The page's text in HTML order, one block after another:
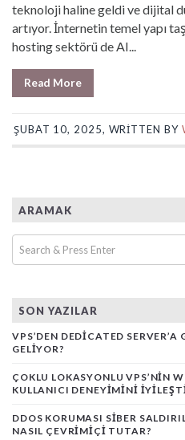
teknoloji haline geldi ve dijital
artıyor. İnternetin temel yapı
hosting sektörü de AI...
Read More
ŞUBAT 10, 2025, WRITTEN BY
ARAMAK
SON YAZILAR
VPS’DEN DEDICATED
GELIYOR?
ÇOKLU LOKASYONLU VPS’NIN
KULLANICI DENEYIMINI
DDOS KORUMASI SIBER
NASIL ÇEVRIMIÇI TUTAR?